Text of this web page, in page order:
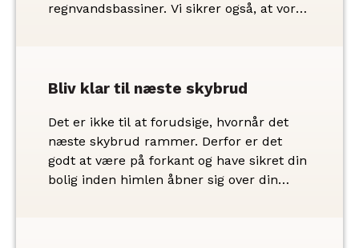
regnvandsbassiner. Vi sikrer også, at vores
Derfor har vi brug for din hjælp.
Bliv klar til næste skybrud
Det er ikke til at forudsige, hvornår det
næste skybrud rammer. Derfor er det
godt at være på forkant og have sikret din
bolig inden himlen åbner sig over din